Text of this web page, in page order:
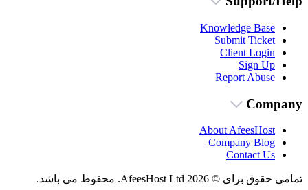
Knowledge Base
Submit Ticket
Client Login
Sign Up
Report Abuse
Company
About AfeesHost
Company Blog
Contact Us
تمامی حقوق برای © 2026 AfeesHost Ltd. محفوط می باشد.